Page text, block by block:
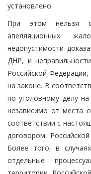
установлено.
При этом нельзя
апелляционных
недопустимости
ДНР, и
Российской
на законе. В
по уголовному делу
независимо от места
соответствии с
договором
Более того, в
отдельные